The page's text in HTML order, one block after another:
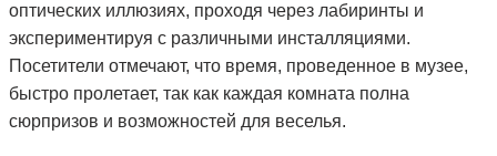
оптических иллюзиях, проходя через лабиринты и
экспериментируя с различными инсталляциями.
Посетители отмечают, что время, проведенное в музее,
быстро пролетает, так как каждая комната полна
сюрпризов и возможностей для веселья.